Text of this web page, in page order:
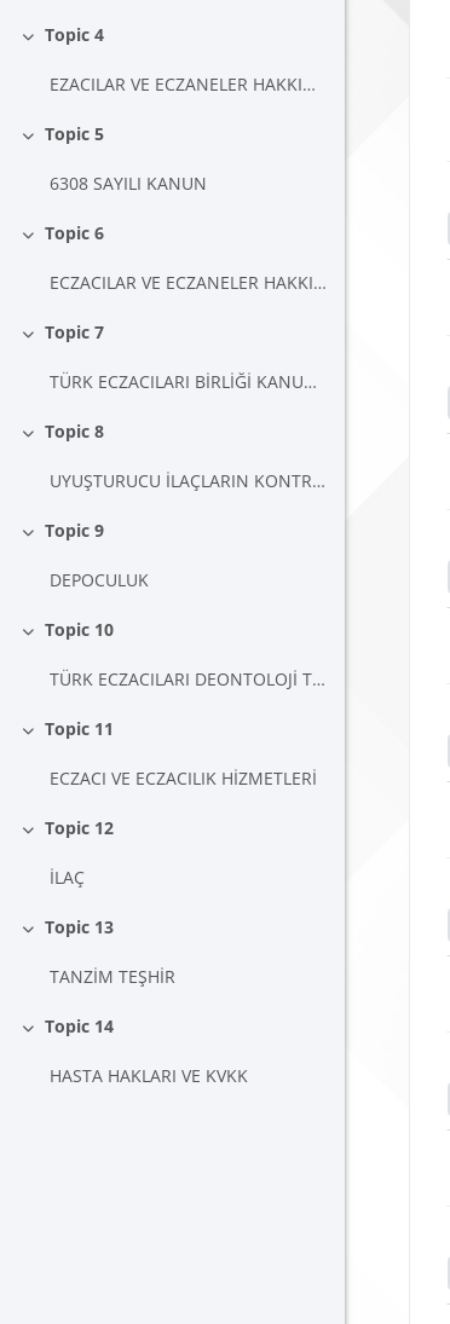
Daralt
Topic 4
EZACILAR VE ECZANELER HAKKINDA KANUN
Daralt
Topic 5
6308 SAYILI KANUN
Daralt
Topic 6
ECZACILAR VE ECZANELER HAKKINDA YÖNETMELİK
Daralt
Topic 7
TÜRK ECZACILARI BİRLİĞİ KANUNU
Daralt
Topic 8
UYUŞTURUCU İLAÇLARIN KONTROLÜ HAKKINDA KANUN
Daralt
Topic 9
DEPOCULUK
Daralt
Topic 10
TÜRK ECZACILARI DEONTOLOJİ TÜZÜĞÜ
Daralt
Topic 11
ECZACI VE ECZACILIK HİZMETLERİ
Daralt
Topic 12
İLAÇ
Daralt
Topic 13
TANZİM TEŞHİR
Daralt
Topic 14
HASTA HAKLARI VE KVKK